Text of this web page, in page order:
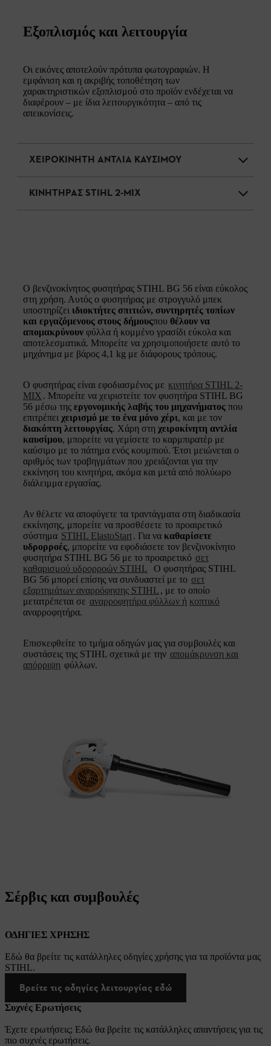
Εξοπλισμός και λειτουργία
Οι εικόνες αποτελούν πρότυπα φωτογραφιών. Η
εμφάνιση και η ακριβής τοποθέτηση των
χαρακτηριστικών εξοπλισμού στο προϊόν ενδέχεται να
διαφέρουν – με ίδια λειτουργικότητα – από τις
απεικονίσεις.
ΧΕΙΡΟΚΙΝΗΤΗ ΑΝΤΛΙΑ ΚΑΥΣΙΜΟΥ
ΚΙΝΗΤΗΡΑΣ STIHL 2-MIX
Ο βενζινοκίνητος φυσητήρας STIHL BG 56 είναι εύκολος
στη χρήση. Αυτός ο φυσητήρας με στρογγυλό μπεκ
υποστηρίζει ιδιοκτήτες σπιτιών, συντηρητές τοπίων
και εργαζόμενους στους δήμουςπου θέλουν να
απομακρύνουν φύλλα ή κομμένο γρασίδι εύκολα και
αποτελεσματικά. Μπορείτε να χρησιμοποιήσετε αυτό το
μηχάνημα με βάρος 4,1 kg με διάφορους τρόπους.
Ο φυσητήρας είναι εφοδιασμένος με κινητήρα STIHL 2-
MIX . Μπορείτε να χειριστείτε τον φυσητήρα STIHL BG
56 μέσω της εργονομικής λαβής του μηχανήματος που
επιτρέπει χειρισμό με το ένα μόνο χέρι, και με τον
διακόπτη λειτουργίας. Χάρη στη χειροκίνητη αντλία
καυσίμου, μπορείτε να γεμίσετε το καρμπιρατέρ με
καύσιμο με το πάτημα ενός κουμπιού. Έτσι μειώνεται ο
αριθμός των τραβηγμάτων που χρειάζονται για την
εκκίνηση του κινητήρα, ακόμα και μετά από πολύωρο
διάλειμμα εργασίας.
Αν θέλετε να αποφύγετε τα τραντάγματα στη διαδικασία
εκκίνησης, μπορείτε να προσθέσετε το προαιρετικό
σύστημα STIHL ElastoStart. Για να καθαρίσετε
υδρορροές, μπορείτε να εφοδιάσετε τον βενζινοκίνητο
φυσητήρα STIHL BG 56 με το προαιρετικό σετ
καθαρισμού υδρορροών STIHL
Ο φυσητήρας STIHL
BG 56 μπορεί επίσης να συνδυαστεί με το σετ
εξαρτημάτων αναρρόφησης STIHL , με το οποίο
μετατρέπεται σε αναρροφητήρα φύλλων ή κοπτικό
αναρροφητήρα.
Επισκεφθείτε το τμήμα οδηγών μας για συμβουλές και
συστάσεις της STIHL σχετικά με την απομάκρυνση και
απόρριψη φύλλων.
Σέρβις και συμβουλές
ΟΔΗΓΙΕΣ ΧΡΗΣΗΣ
Εδώ θα βρείτε τις κατάλληλες οδηγίες χρήσης για τα προϊόντα μας
STIHL.
Βρείτε τις οδηγίες λειτουργίας εδώ
Συχνές Ερωτήσεις
Έχετε ερωτήσεις; Εδώ θα βρείτε τις κατάλληλες απαντήσεις για τις
πιο συχνές ερωτήσεις.